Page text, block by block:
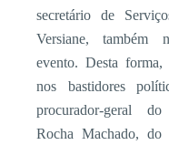
secretário de
Versiane, também
evento. Desta forma,
nos bastidores
procurador-geral
Rocha Machado, do